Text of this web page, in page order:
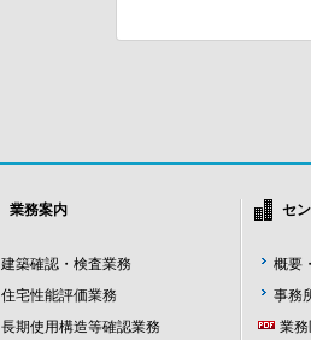
業務案内
建築確認・検査業務
住宅性能評価業務
長期使用構造等確認業務
セ
概要
事務
業